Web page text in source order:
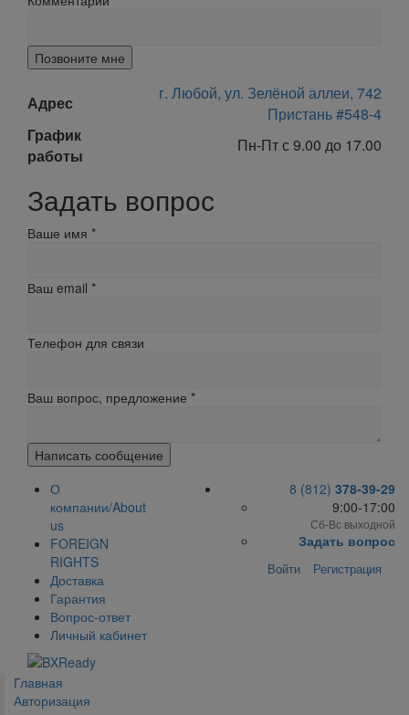
Позвоните мне
Адрес
г. Любой, ул. Зелёной аллеи, 742
Пристань #548-4
График
работы
Пн-Пт с 9.00 до 17.00
Задать вопрос
Ваше имя *
Ваш email *
Телефон для связи
Ваш вопрос, предложение *
Написать сообщение
О
компании/About
us
FOREIGN
RIGHTS
Доставка
Гарантия
Вопрос-ответ
Личный кабинет
8 (812) 378-39-29
9:00-17:00
Сб-Вс выходной
Задать вопрос
Войти Регистрация
Главная
Авторизация